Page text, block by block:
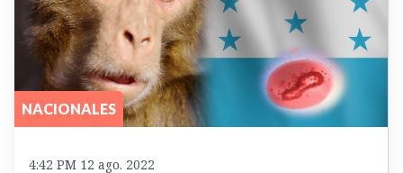
NACIONALES
4:42 PM 12 ago. 2022